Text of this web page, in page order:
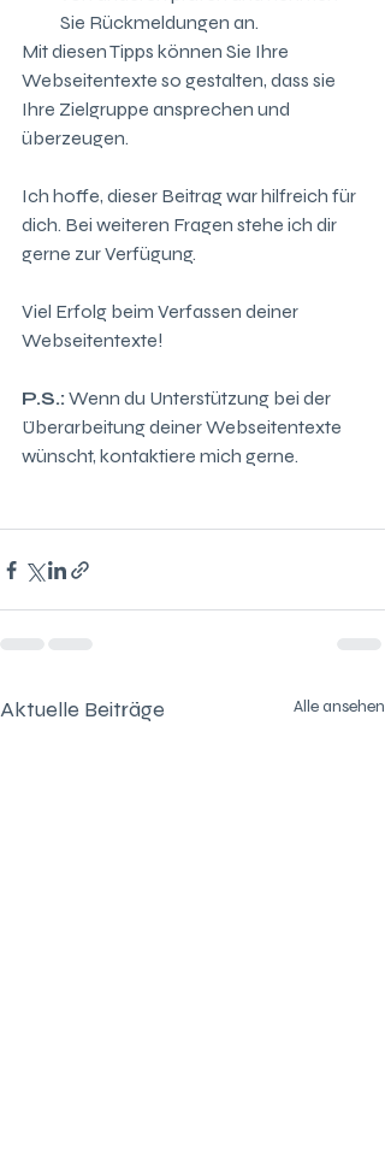
Sie Rückmeldungen an.
Mit diesen Tipps können Sie Ihre
Webseitentexte so gestalten, dass sie
Ihre Zielgruppe ansprechen und
überzeugen.
Ich hoffe, dieser Beitrag war hilfreich für
dich. Bei weiteren Fragen stehe ich dir
gerne zur Verfügung.
Viel Erfolg beim Verfassen deiner
Webseitentexte!
P.S.: Wenn du Unterstützung bei der
Überarbeitung deiner Webseitentexte
wünscht, kontaktiere mich gerne.
Aktuelle Beiträge Alle ansehen